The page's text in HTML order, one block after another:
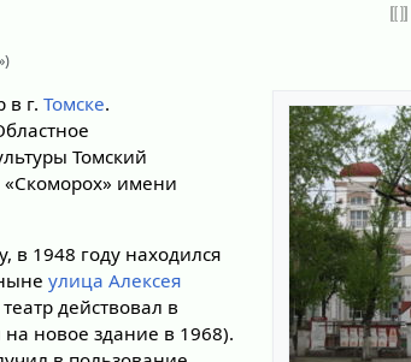
в г.Томске.
Томский
«Скоморох» имени
в 1948 году находился
улица Алексея
действовал в
новое здание в 1968).